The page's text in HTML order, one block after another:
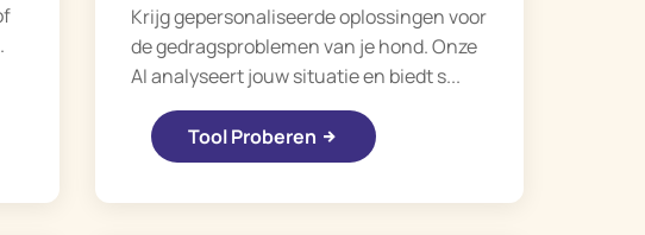
Krijg gepersonaliseerde oplossingen voor
de gedragsproblemen van je hond. Onze
AI analyseert jouw situatie en biedt s...
Tool Proberen